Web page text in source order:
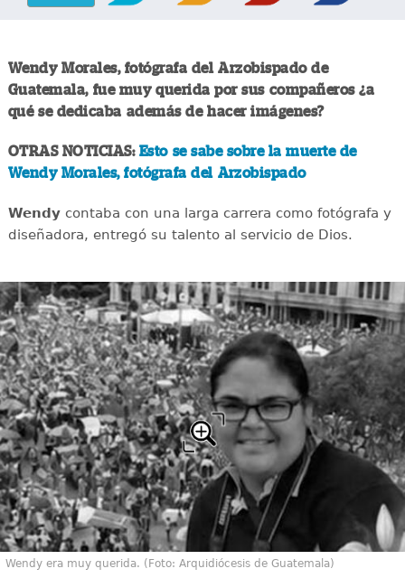
Wendy Morales, fotógrafa del Arzobispado de
Guatemala, fue muy querida por sus compañeros ¿a
qué se dedicaba además de hacer imágenes?
OTRAS NOTICIAS: Esto se sabe sobre la muerte de
Wendy Morales, fotógrafa del Arzobispado
Wendycontaba con una larga carrera como fotógrafa y
diseñadora, entregó su talento al servicio de Dios.
Wendy era muy querida. (Foto: Arquidiócesis de Guatemala)